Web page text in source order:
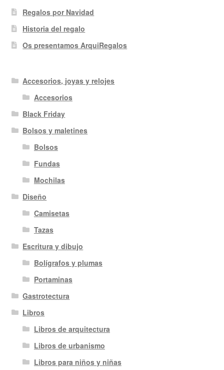
Regalos por Navidad
Historia del regalo
Os presentamos ArquiRegalos
Accesorios, joyas y relojes
Accesorios
Black Friday
Bolsos y maletines
Bolsos
Fundas
Mochilas
Diseño
Camisetas
Tazas
Escritura y dibujo
Bolígrafos y plumas
Portaminas
Gastrotectura
Libros
Libros de arquitectura
Libros de urbanismo
Libros para niños y niñas